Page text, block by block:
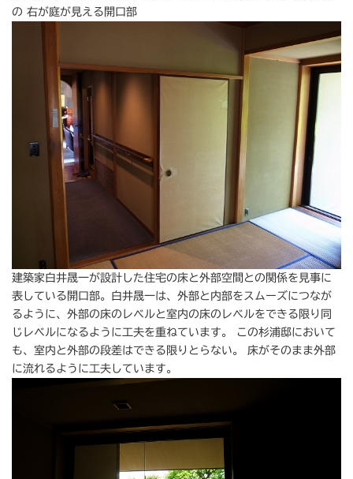
の 右が庭が見える開口部
建築家白井晟一が設計した住宅の床と外部空間との関係を見事に
表している開口部。白井晟一は、外部と内部をスムーズにつなが
るように、外部の床のレベルと室内の床のレベルをできる限り同
じレベルになるように工夫を重ねています。 この杉浦邸において
も、室内と外部の段差はできる限りとらない。 床がそのまま外部
に流れるように工夫しています。